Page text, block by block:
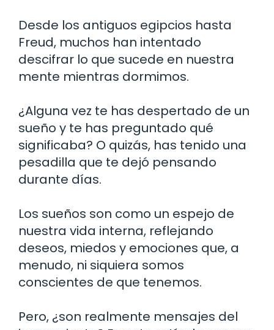
Desde los antiguos egipcios hasta
Freud, muchos han intentado
descifrar lo que sucede en nuestra
mente mientras dormimos.
¿Alguna vez te has despertado de un
sueño y te has preguntado qué
significaba? O quizás, has tenido una
pesadilla que te dejó pensando
durante días.
Los sueños son como un espejo de
nuestra vida interna, reflejando
deseos, miedos y emociones que, a
menudo, ni siquiera somos
conscientes de que tenemos.
Pero, ¿son realmente mensajes del